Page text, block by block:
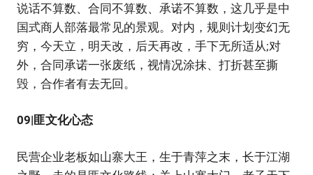
说话不算数、合同不算数、承诺不算数，这几乎是中
国式商人部落最常见的景观。对内，规则计划变幻无
穷，今天立，明天改，后天再改，手下无所适从;对
外，合同承诺一张废纸，视情况涂抹、打折甚至撕
毁，合作者有去无回。
09|匪文化心态
民营企业老板如山寨大王，生于青萍之末，长于江湖